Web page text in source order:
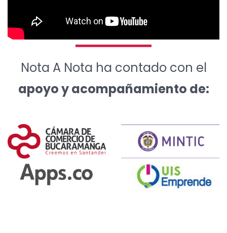
Nota A Nota ha contado con el
apoyo y acompañamiento de: